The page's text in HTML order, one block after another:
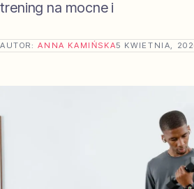
trening na mocne i
AUTOR:ANNA KAMIŃSKA5 KWIETNIA,